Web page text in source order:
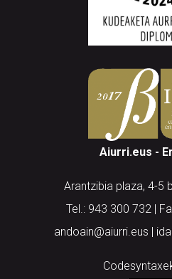
Aiurri.eus -
Arantzibia plaza, 4-5
Tel.: 943 300 732 |
andoain@aiurri.eus |